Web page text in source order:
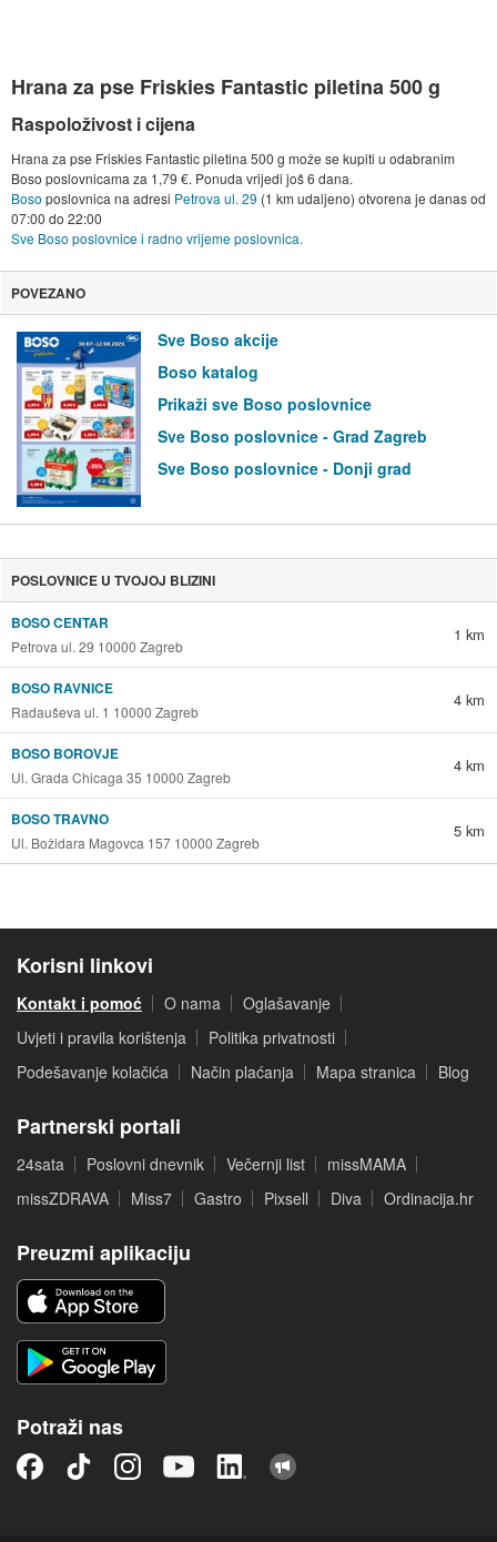
Hrana za pse Friskies Fantastic piletina 500 g
Raspoloživost i cijena
Hrana za pse Friskies Fantastic piletina 500 g može se kupiti u odabranim
Boso poslovnicama za 1,79 €. Ponuda vrijedi još 6 dana.
Boso poslovnica na adresi Petrova ul. 29 (1 km udaljeno) otvorena je danas od
07:00 do 22:00
Sve Boso poslovnice i radno vrijeme poslovnica.
POVEZANO
Sve Boso akcije
Boso katalog
Prikaži sve Boso poslovnice
Sve Boso poslovnice - Grad Zagreb
Sve Boso poslovnice - Donji grad
POSLOVNICE U TVOJOJ BLIZINI
BOSO CENTAR
Petrova ul. 29 10000 Zagreb
1 km
BOSO RAVNICE
Radauševa ul. 1 10000 Zagreb
4 km
BOSO BOROVJE
Ul. Grada Chicaga 35 10000 Zagreb
4 km
BOSO TRAVNO
Ul. Božidara Magovca 157 10000 Zagreb
5 km
Korisni linkovi
Kontakt i pomoć O nama
Oglašavanje
Uvjeti i pravila korištenja
Politika privatnosti
Podešavanje kolačića
Način plaćanja Mapa stranica Blog
Partnerski portali
24sata Poslovni dnevnik Večernji list
missMAMA
missZDRAVA
Miss7 Gastro Pixsell Diva Ordinacija.hr
Preuzmi aplikaciju
Potraži nas